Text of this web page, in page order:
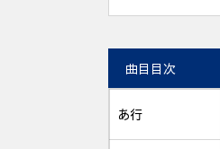
曲目目次
あ行